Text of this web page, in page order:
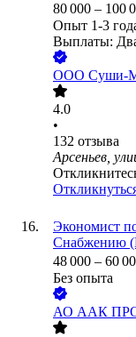
80 000 – 100
Опыт 1-3
Выплаты:
ООО Суши-
4.0
•
132 отзыва
Арсеньев,
Экономист
Снабжению
48 000 – 60
Без опыта
АО ААК